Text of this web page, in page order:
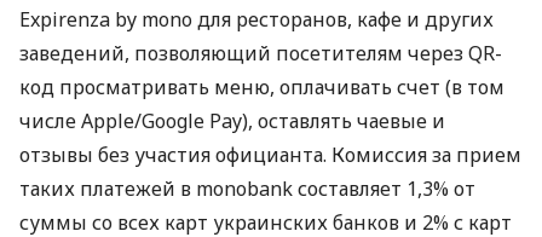
Expirenza by mono для ресторанов, кафе и других
заведений, позволяющий посетителям через QR-
код просматривать меню, оплачивать счет (в том
числе Apple/Google Pay), оставлять чаевые и
отзывы без участия официанта. Комиссия за прием
таких платежей в monobank составляет 1,3% от
суммы со всех карт украинских банков и 2% с карт